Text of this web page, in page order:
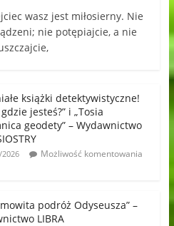
wasz jest miłosierny. Nie
nie potępiajcie, a nie
książki detektywistyczne!
jesteś?” i „Tosia
geodety” – Wydawnictwo
Możliwość komentowania
podróż Odyseusza” –
LIBRA